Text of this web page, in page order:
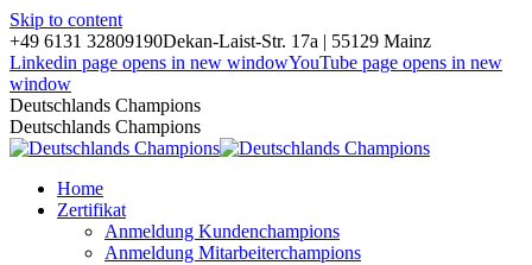
Skip to content
+49 6131 32809190Dekan-Laist-Str. 17a | 55129 Mainz
Linkedin page opens in new windowYouTube page opens in new
window
Deutschlands Champions
Deutschlands Champions
Home
Zertifikat
Anmeldung Kundenchampions
Anmeldung Mitarbeiterchampions